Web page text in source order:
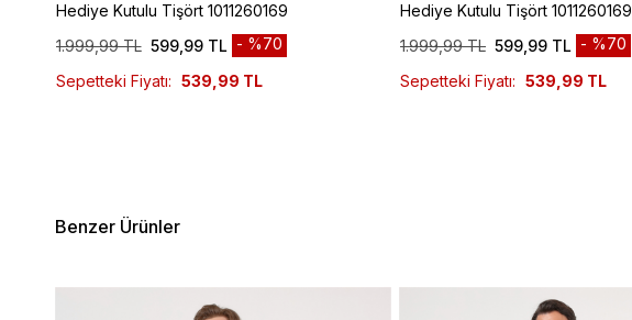
Hediye Kutulu Tişört 1011260169
1.999,99 TL 599,99 TL
%70
Sepetteki Fiyatı: 539,99 TL
Hediye Kutulu Tişört 1011260169
1.999,99 TL 599,99 TL
%70
Sepetteki Fiyatı: 539,99 TL
Benzer Ürünler